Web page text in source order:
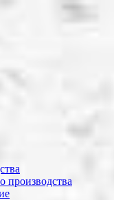
производства